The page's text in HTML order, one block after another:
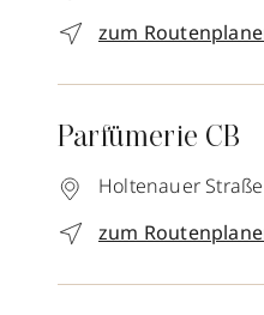
zum
Parfümerie CB
Holtenauer
zum